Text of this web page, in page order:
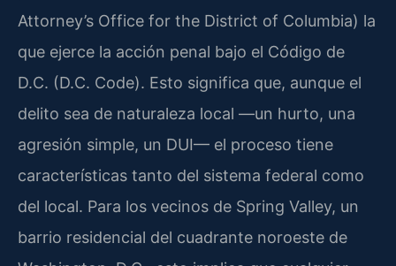
Attorney’s Office for the District of Columbia) la
que ejerce la acción penal bajo el Código de
D.C. (D.C. Code). Esto significa que, aunque el
delito sea de naturaleza local —un hurto, una
agresión simple, un DUI— el proceso tiene
características tanto del sistema federal como
del local. Para los vecinos de Spring Valley, un
barrio residencial del cuadrante noroeste de